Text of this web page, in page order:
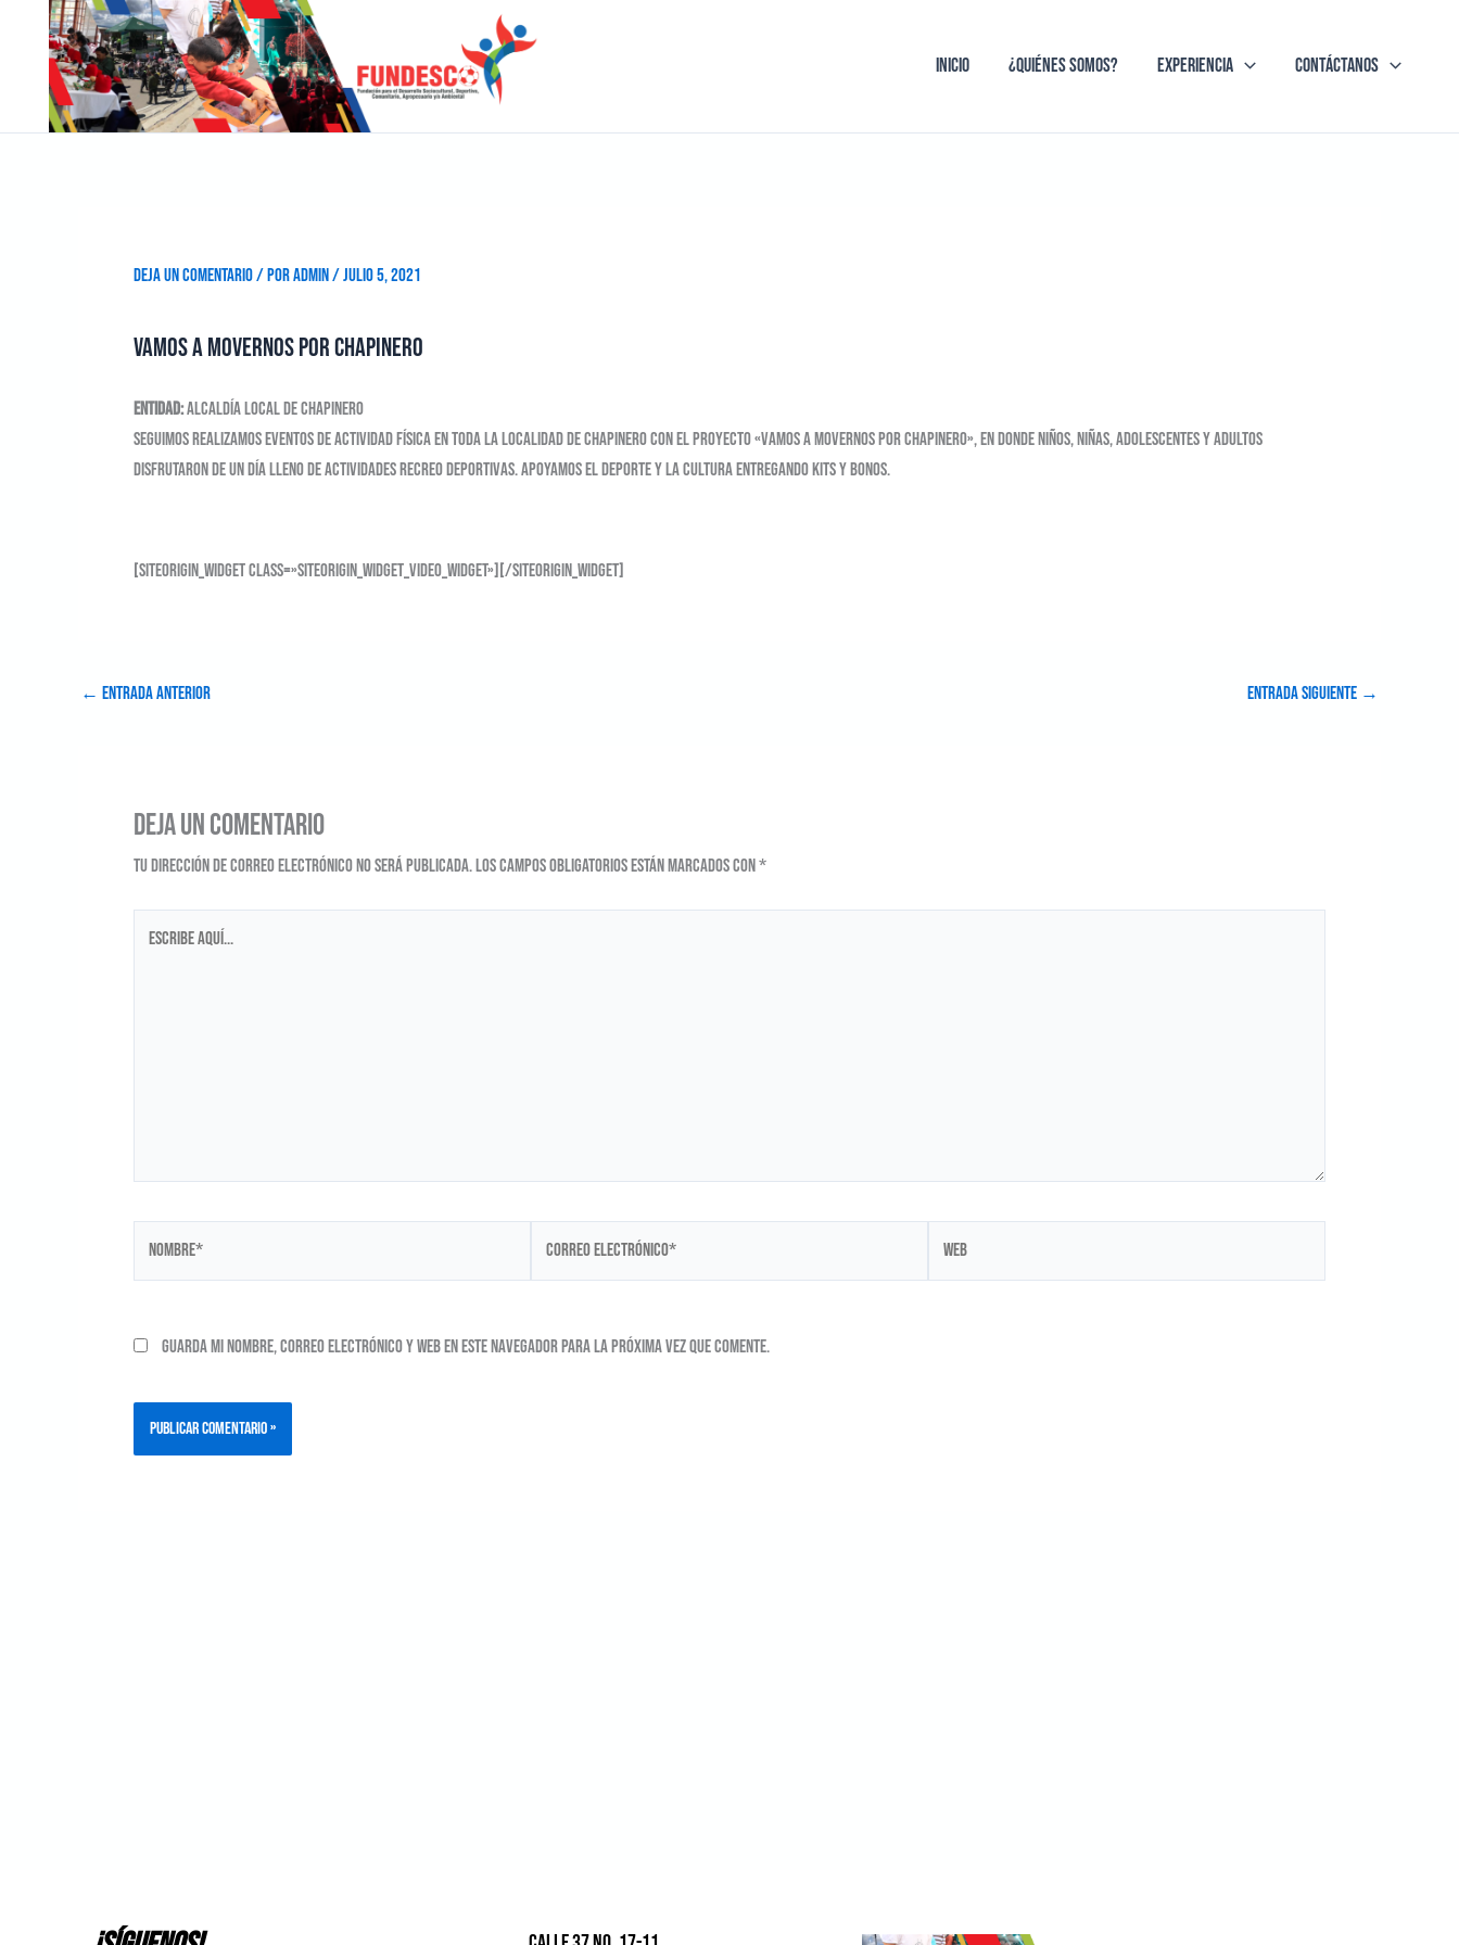
contenido
Inicio ¿Quiénes Somos? Experiencia Contáctanos
Deja un comentario/ Poradmin/julio 5, 2021
Vamos a movernos por Chapinero
Entidad:Alcaldía Local de Chapinero
Seguimos realizamos eventos de actividad física en toda la localidad de Chapinero con el proyecto «Vamos a movernos por Chapinero», en donde niños, niñas, adolescentes y adultos
disfrutaron de un día lleno de actividades recreo deportivas. Apoyamos el deporte y la cultura entregando kits y bonos.
[siteorigin_widget class=»SiteOrigin_Widget_Video_Widget»] [/siteorigin_widget]
← Entrada anterior Entrada siguiente →
Deja un comentario
Tu dirección de correo electrónico no será publicada.Los campos obligatorios están marcados con*
Guarda mi nombre, correo electrónico y web en este navegador para la próxima vez que comente.